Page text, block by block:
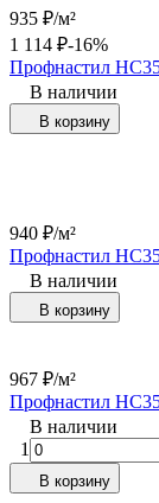
935 ₽/м²
1 114 ₽-16%
Профнастил
В наличии
В корзину
940 ₽/м²
Профнастил
В наличии
В корзину
967 ₽/м²
Профнастил
В наличии
1
В корзину